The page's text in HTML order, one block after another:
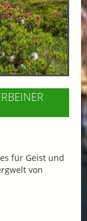
für Geist und
von